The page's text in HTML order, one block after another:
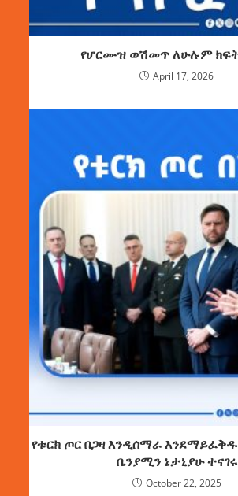
የሆርሙዝ ወሽመጥ ለሁሉም ክፍት
April 17, 2026
የቱርክ ጦር በጋዛ እንዲሰማራ
ቤንያሚን ኔታኒያሁ ተናገሩ
October 22, 2025